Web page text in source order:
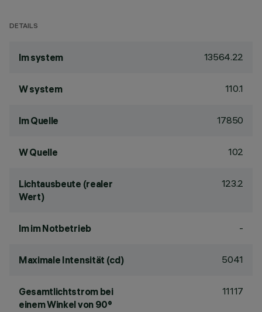
DETAILS
lm system 13564.22
W system 110.1
lm Quelle 17850
W Quelle 102
Lichtausbeute (realer
Wert)
123.2
lm im Notbetrieb -
Maximale Intensität (cd) 5041
Gesamtlichtstrom bei
einem Winkel von 90°
11117